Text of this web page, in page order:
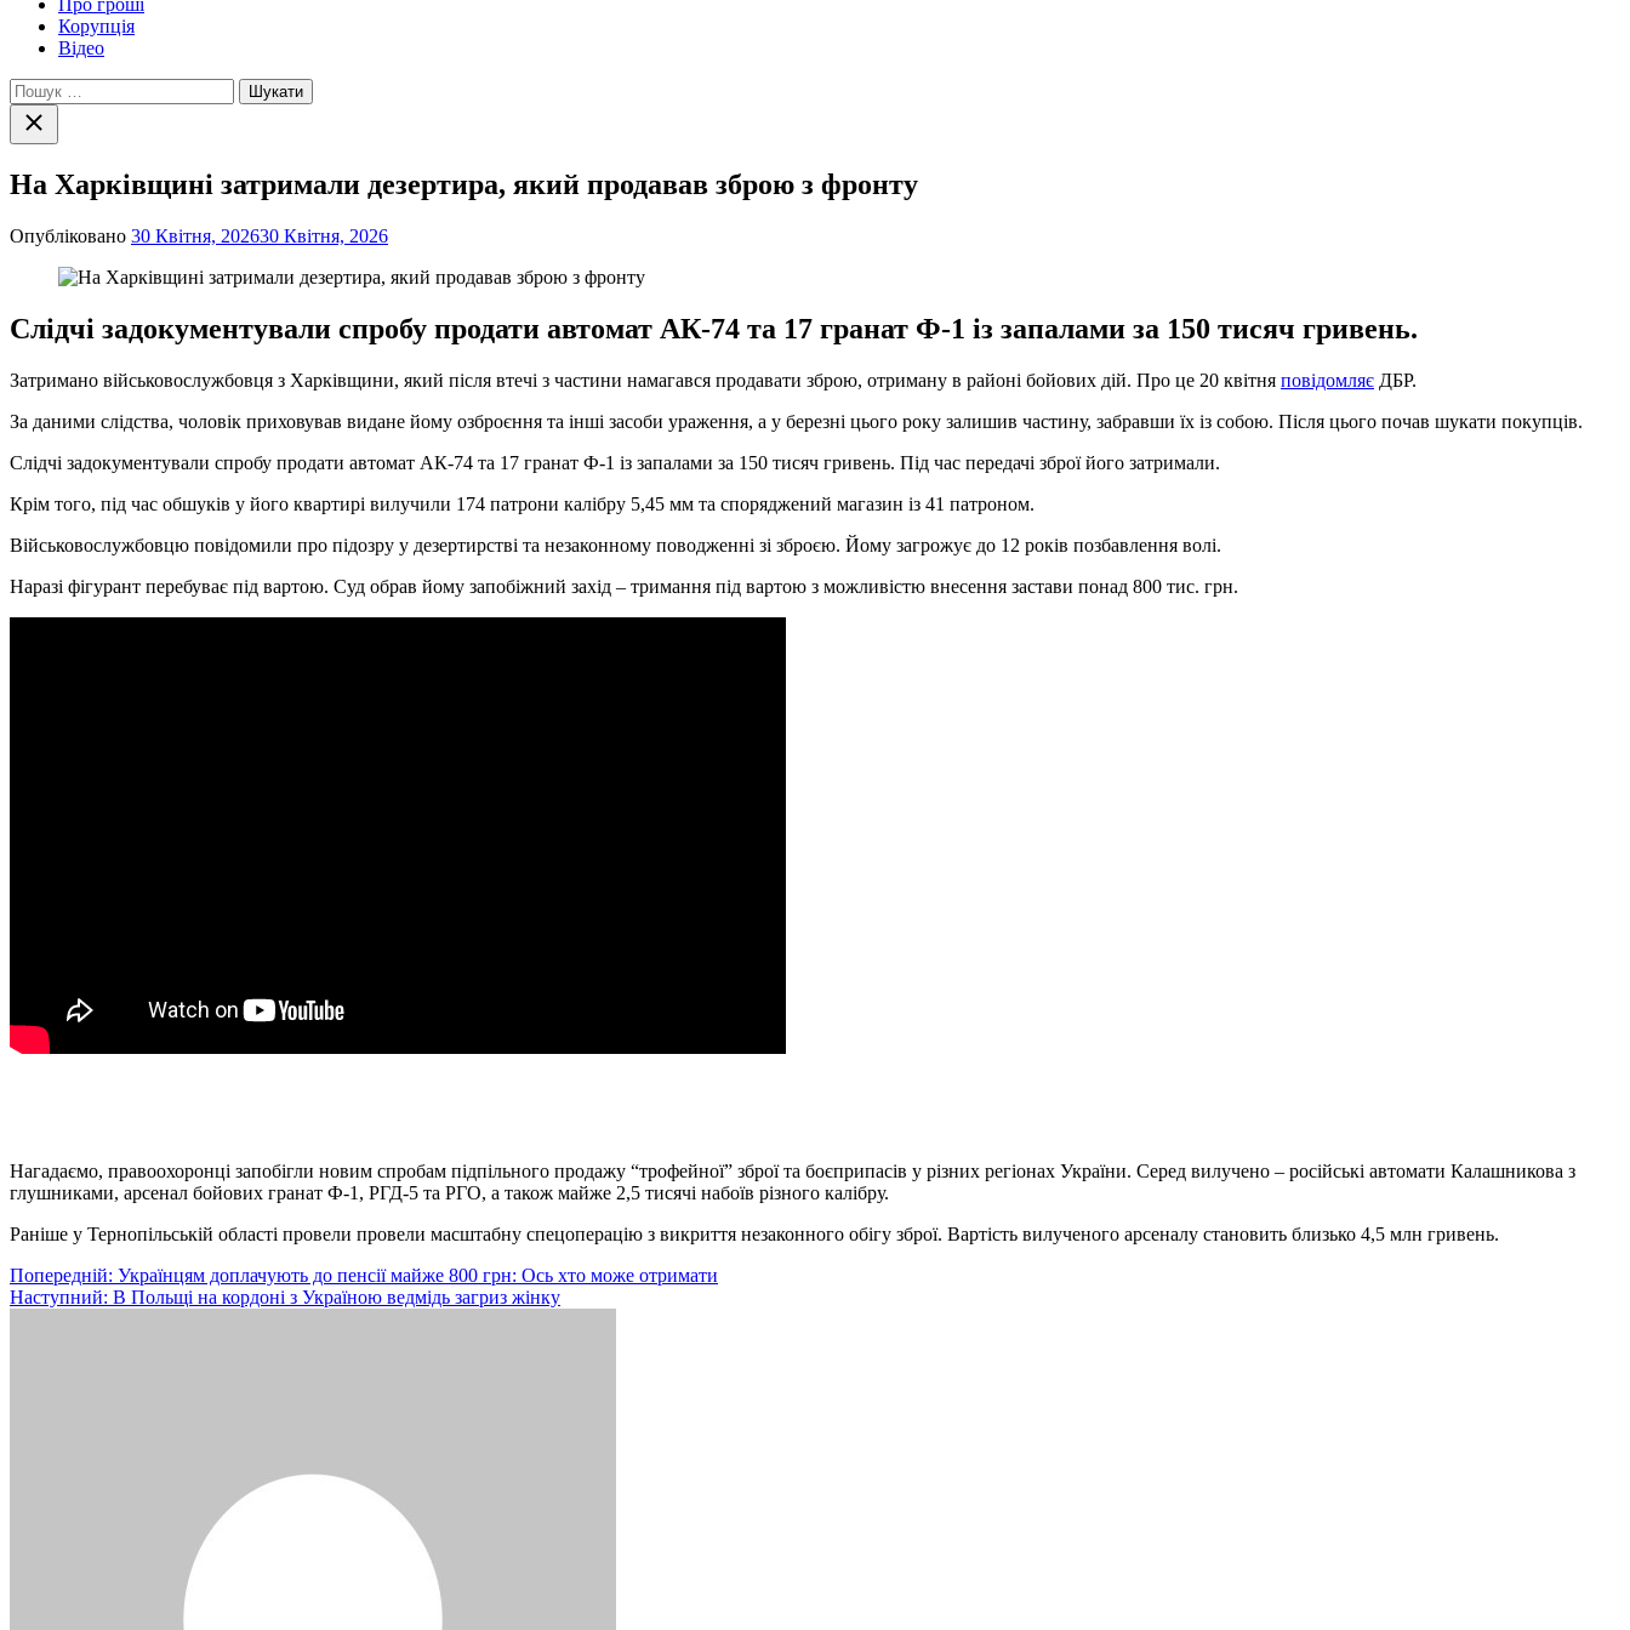
Про гроші
Корупція
Відео
Пошук:
Закрити
пошук
На Харківщині затримали дезертира, який продавав зброю з фронту
Опубліковано 30 Квітня, 202630 Квітня, 2026
Слідчі задокументували спробу продати автомат АК-74 та 17 гранат Ф-1 із запалами за 150 тисяч гривень.
Затримано військовослужбовця з Харківщини, який після втечі з частини намагався продавати зброю, отриману в районі бойових дій. Про це 20 квітня повідомляє ДБР.
За даними слідства, чоловік приховував видане йому озброєння та інші засоби ураження, а у березні цього року залишив частину, забравши їх із собою. Після цього почав шукати покупців.
Слідчі задокументували спробу продати автомат АК-74 та 17 гранат Ф-1 із запалами за 150 тисяч гривень. Під час передачі зброї його затримали.
Крім того, під час обшуків у його квартирі вилучили 174 патрони калібру 5,45 мм та споряджений магазин із 41 патроном.
Військовослужбовцю повідомили про підозру у дезертирстві та незаконному поводженні зі зброєю. Йому загрожує до 12 років позбавлення волі.
Наразі фігурант перебуває під вартою. Суд обрав йому запобіжний захід – тримання під вартою з можливістю внесення застави понад 800 тис. грн.
Нагадаємо, правоохоронці запобігли новим спробам підпільного продажу “трофейної” зброї та боєприпасів у різних регіонах України. Серед вилучено – російські автомати Калашникова з
глушниками, арсенал бойових гранат Ф-1, РГД-5 та РГО, а також майже 2,5 тисячі набоїв різного калібру.
Раніше у Тернопільській області провели провели масштабну спецоперацію з викриття незаконного обігу зброї. Вартість вилученого арсеналу становить близько 4,5 млн гривень.
Навігація
записів
Попередній: Українцям доплачують до пенсії майже 800 грн: Ось хто може отримати
Наступний: В Польщі на кордоні з Україною ведмідь загриз жінку